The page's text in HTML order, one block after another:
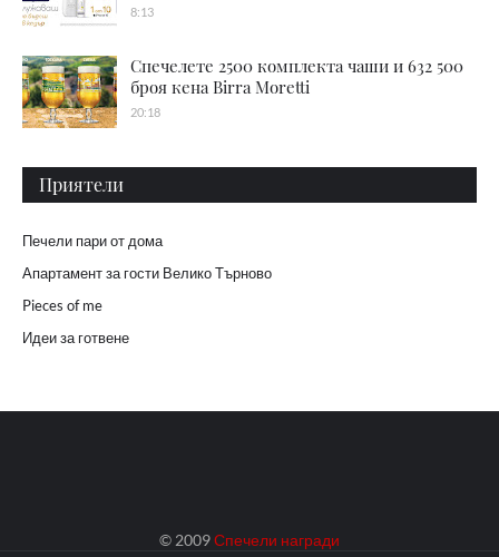
8:13
Спечелете 2500 комплекта чаши и 632 500
броя кена Birra Moretti
20:18
Приятели
Печели пари от дома
Апартамент за гости Велико Търново
Pieces of me
Идеи за готвене
© 2009Спечели награди